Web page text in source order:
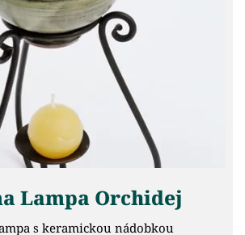
Lampa Orchidej
s keramickou nádobkou